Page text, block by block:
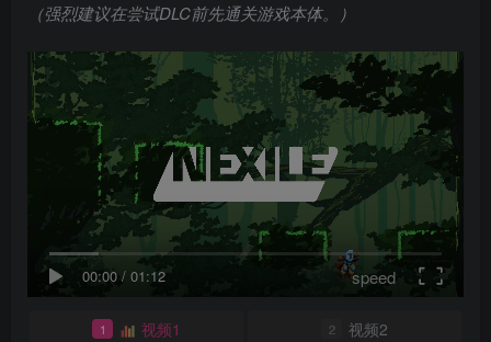
（强烈建议在尝试DLC前先通关游戏本体。）
00:00 / 01:12 speed
1 视频1 2 视频2